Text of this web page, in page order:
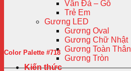
Vân Đá – Gỗ
Trẻ Em
Gương LED
Gương Oval
Gương Chữ Nhật
Gương Toàn Thân
Gương Tròn
Kiến thức
Color Palette #718